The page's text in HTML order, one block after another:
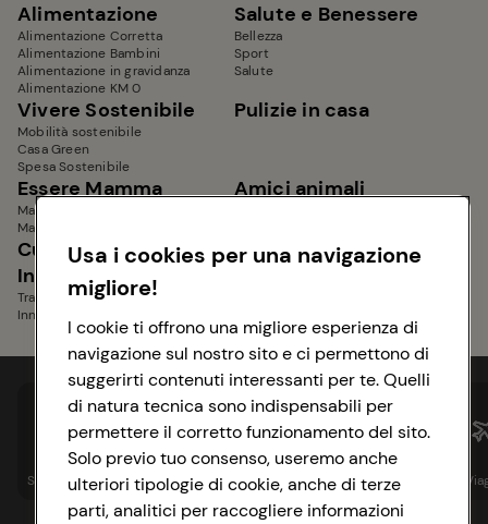
Alimentazione
Alimentazione Corretta
Alimentazione Bambini
Alimentazione in gravidanza
Alimentazione KM 0
Salute e Benessere
Bellezza
Sport
Salute
Vivere Sostenibile
Mobilità sostenibile
Casa Green
Spesa Sostenibile
Pulizie in casa
Essere Mamma
Mamma e bambino
Mamma in gravidanza
Amici animali
Cucina Tradizionale e
Innovativa
Tradizionale italiana
Innovativa e internazionale
Mondo Conad
Spesa online Assicurazioni Sapori& Istituzionale
Usa i cookies per una navigazione
migliore!
I cookie ti offrono una migliore esperienza di
navigazione sul nostro sito e ci permettono di
suggerirti contenuti interessanti per te. Quelli
di natura tecnica sono indispensabili per
permettere il corretto funzionamento del sito.
Solo previo tuo consenso, useremo anche
ulteriori tipologie di cookie, anche di terze
parti, analitici per raccogliere informazioni